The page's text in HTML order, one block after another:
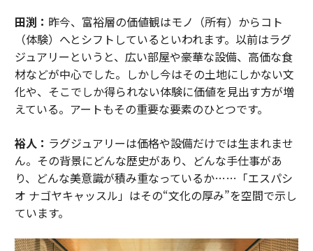
田渕： 昨今、富裕層の価値観はモノ（所有）からコト
（体験）へとシフトしているといわれます。以前はラグ
ジュアリーというと、広い部屋や豪華な設備、高価な食
材などが中心でした。しかし今はその土地にしかない文
化や、そこでしか得られない体験に価値を見出す方が増
えている。アートもその重要な要素のひとつです。
裕人： ラグジュアリーは価格や設備だけでは生まれませ
ん。その背景にどんな歴史があり、どんな手仕事があ
り、どんな美意識が積み重なっているか……「エスパシ
オ ナゴヤキャッスル」はその“文化の厚み”を空間で示し
ています。